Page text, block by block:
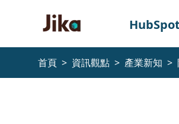
HubSpot
首頁 > 資訊觀點 > 產業新知 >